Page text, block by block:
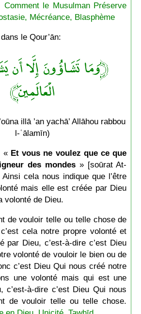
Comment le Musulman Préserve
Mécréance, Blasphème
le Qour’ān:
﴿وَمَا تَشَاؤُونَ إِلَّا أَن
الْعَالَمِينَ﴾
illā ’an yachā’ Allāhou rabbou
l-ʿālamīn)
«Et vous ne voulez que ce que
des mondes » [soūrat At-
Ainsi cela nous indique que l’être
mais elle est créée par Dieu
volonté de Dieu.
de vouloir telle ou telle chose de
cela notre propre volonté et
par Dieu, c’est-à-dire c’est Dieu
volonté de vouloir le bien ou de
c’est Dieu Qui nous créé notre
une volonté mais qui est une
c’est-à-dire c’est Dieu Qui nous
de vouloir telle ou telle chose.